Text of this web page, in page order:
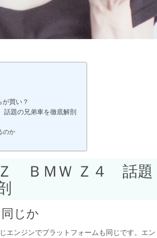
買い？
題の兄弟車を徹底解剖
のか
ＢＭＷ Ｚ４ 話題
じか
エンジンでプラットフォームも同じです。エン